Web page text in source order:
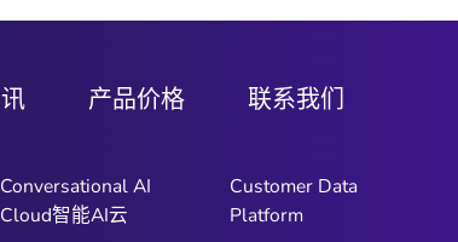
产品价格 联系我们
Conversational AI
Cloud智能AI云
Customer Data
Platform